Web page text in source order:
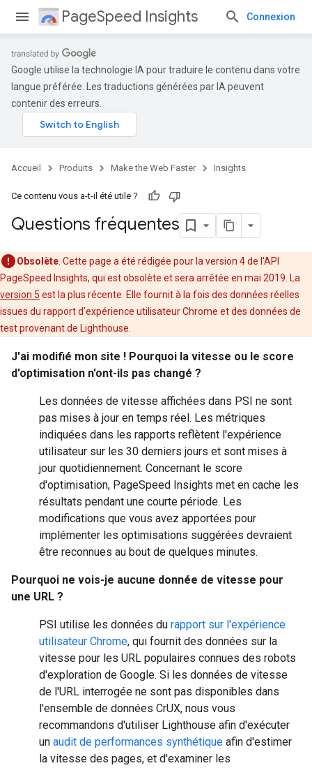
PageSpeed Insights Connexion
Google utilise la technologie IA pour traduire le contenu dans votre
langue préférée. Les traductions générées par IA peuvent
contenir des erreurs.
Accueil Produits Make the Web Faster Insights
Ce contenu vous a-t-il été utile ?
Questions fréquentes
Obsolète . Cette page a été rédigée pour la version 4 de l'API
PageSpeed Insights, qui est obsolète et sera arrêtée en mai 2019. La
version 5 est la plus récente. Elle fournit à la fois des données réelles
issues du rapport d'expérience utilisateur Chrome et des données de
test provenant de Lighthouse.
J'ai modifié mon site ! Pourquoi la vitesse ou le score
d'optimisation n'ont-ils pas changé ?
Les données de vitesse affichées dans PSI ne sont
pas mises à jour en temps réel. Les métriques
indiquées dans les rapports reflètent l'expérience
utilisateur sur les 30 derniers jours et sont mises à
jour quotidiennement. Concernant le score
d'optimisation, PageSpeed Insights met en cache les
résultats pendant une courte période. Les
modifications que vous avez apportées pour
implémenter les optimisations suggérées devraient
être reconnues au bout de quelques minutes.
Pourquoi ne vois-je aucune donnée de vitesse pour
une URL ?
PSI utilise les données du rapport sur l'expérience
utilisateur Chrome, qui fournit des données sur la
vitesse pour les URL populaires connues des robots
d'exploration de Google. Si les données de vitesse
de l'URL interrogée ne sont pas disponibles dans
l'ensemble de données CrUX, nous vous
recommandons d'utiliser Lighthouse afin d'exécuter
un audit de performances synthétique afin d'estimer
la vitesse des pages, et d'examiner les